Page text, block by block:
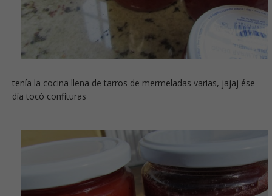
tenía la cocina llena de tarros de mermeladas varias, jajaj ése
día tocó confituras